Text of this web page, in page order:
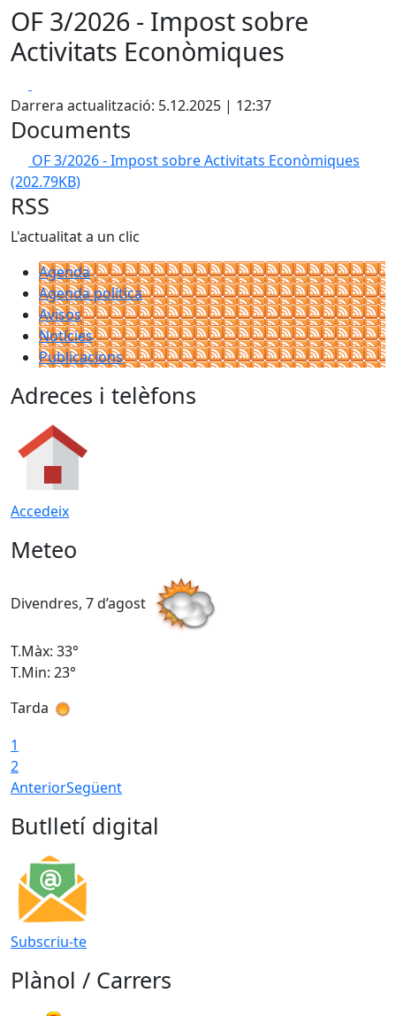
OF 3/2026 - Impost sobre
Activitats Econòmiques
Darrera actualització: 5.12.2025 | 12:37
Documents
OF 3/2026 - Impost sobre Activitats Econòmiques
(202.79KB)
RSS
L'actualitat a un clic
Agenda
Agenda política
Avisos
Notícies
Publicacions
Adreces i telèfons
Accedeix
Meteo
Divendres, 7 d’agost
T.Màx: 33°
T.Min: 23°
Tarda
1
2
AnteriorSegüent
Butlletí digital
Subscriu-te
Plànol / Carrers